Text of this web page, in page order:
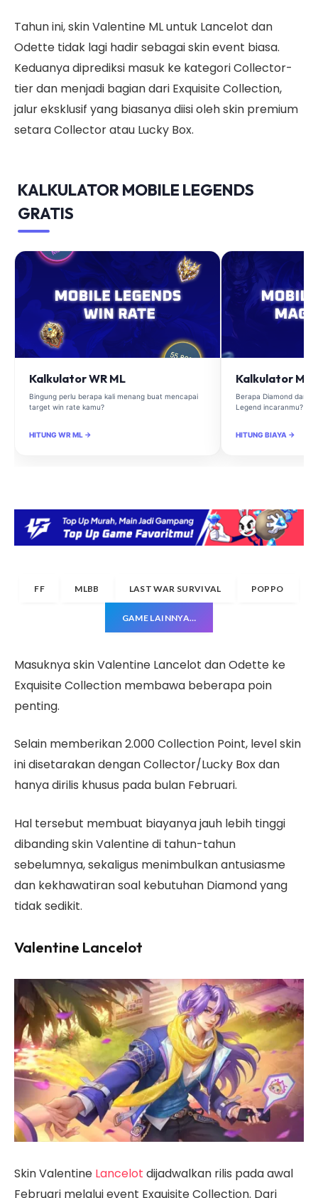
Tahun ini, skin Valentine ML untuk Lancelot dan
Odette tidak lagi hadir sebagai skin event biasa.
Keduanya diprediksi masuk ke kategori Collector-
tier dan menjadi bagian dari Exquisite Collection,
jalur eksklusif yang biasanya diisi oleh skin premium
setara Collector atau Lucky Box.
KALKULATOR MOBILE LEGENDS
GRATIS
Kalkulator WR ML
Bingung perlu berapa kali menang buat mencapai
target win rate kamu?
HITUNG WR ML →
Kalkulator
Berapa Diamond dan
Legend incaranmu?
HITUNG BIAYA →
FF MLBB LAST WAR SURVIVAL POPPO
GAME LAINNYA…
Masuknya skin Valentine Lancelot dan Odette ke
Exquisite Collection membawa beberapa poin
penting.
Selain memberikan 2.000 Collection Point, level skin
ini disetarakan dengan Collector/Lucky Box dan
hanya dirilis khusus pada bulan Februari.
Hal tersebut membuat biayanya jauh lebih tinggi
dibanding skin Valentine di tahun-tahun
sebelumnya, sekaligus menimbulkan antusiasme
dan kekhawatiran soal kebutuhan Diamond yang
tidak sedikit.
Valentine Lancelot
Skin Valentine Lancelot dijadwalkan rilis pada awal
Februari melalui event Exquisite Collection. Dari